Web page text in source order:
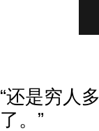
“还是穷人
了。”